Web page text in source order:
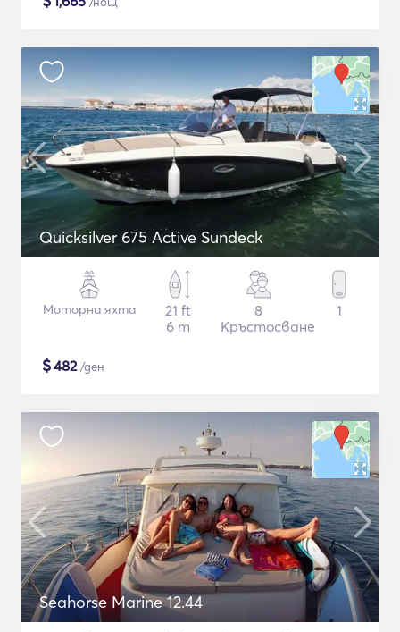
Quicksilver 675 Active Sundeck
Моторна яхта
21 ft
6 m
8
Кръстосване
1
$482/ден
Seahorse Marine 12.44